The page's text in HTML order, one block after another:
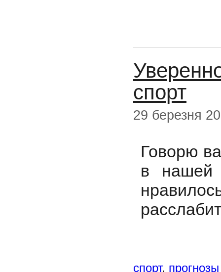
спорт
29 березня
Говорю
в нашей
спорт, прогнозы